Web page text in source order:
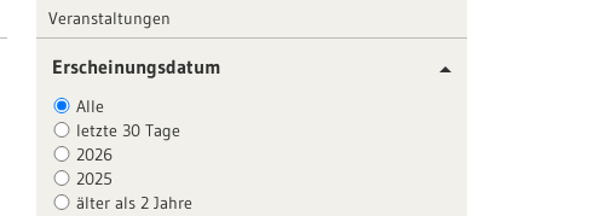
Veranstaltungen
Erscheinungsdatum
Alle
letzte 30 Tage
2026
2025
älter als 2 Jahre